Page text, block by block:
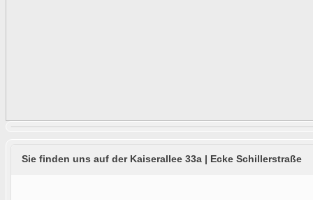
Sie finden uns auf der Kaiserallee 33a | Ecke Schillerstraße